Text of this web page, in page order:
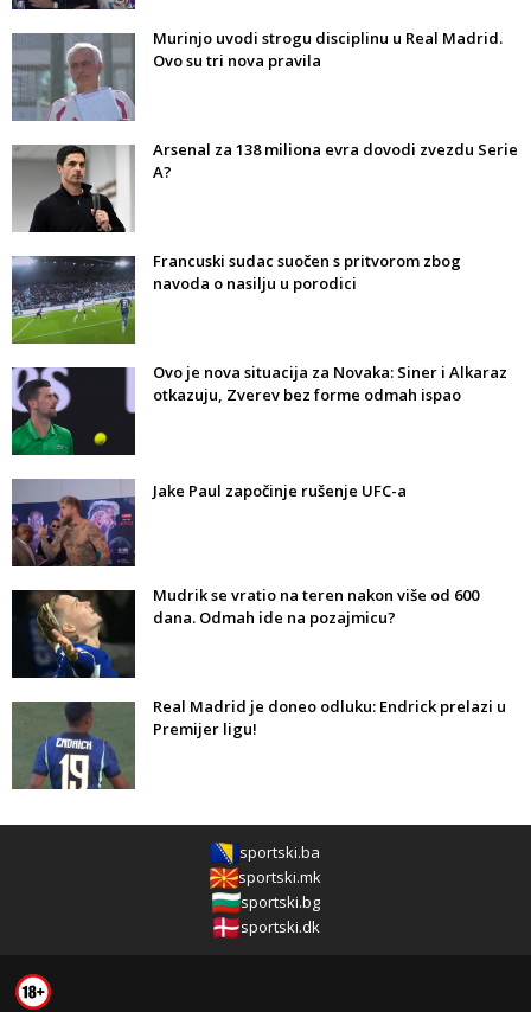
Murinjo uvodi strogu disciplinu u Real Madrid.
Ovo su tri nova pravila
Arsenal za 138 miliona evra dovodi zvezdu Serie
A?
Francuski sudac suočen s pritvorom zbog
navoda o nasilju u porodici
Ovo je nova situacija za Novaka: Siner i Alkaraz
otkazuju, Zverev bez forme odmah ispao
Jake Paul započinje rušenje UFC-a
Mudrik se vratio na teren nakon više od 600
dana. Odmah ide na pozajmicu?
Real Madrid je doneo odluku: Endrick prelazi u
Premijer ligu!
sportski.ba
sportski.mk
sportski.bg
sportski.dk